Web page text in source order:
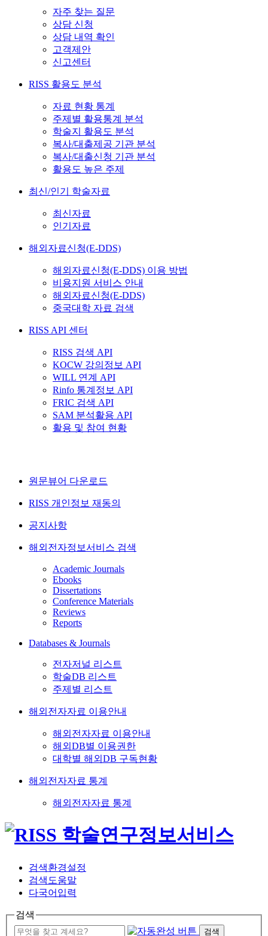
자주 찾는 질문
상담 신청
상담 내역 확인
고객제안
신고센터
RISS 활용도 분석
자료 현황 통계
주제별 활용통계 분석
학술지 활용도 분석
복사/대출제공 기관 분석
복사/대출신청 기관 분석
활용도 높은 주제
최신/인기 학술자료
최신자료
인기자료
해외자료신청(E-DDS)
해외자료신청(E-DDS) 이용 방법
비용지원 서비스 안내
해외자료신청(E-DDS)
중국대학 자료 검색
RISS API 센터
RISS 검색 API
KOCW 강의정보 API
WILL 연계 API
Rinfo 통계정보 API
FRIC 검색 API
SAM 분석활용 API
활용 및 참여 현황
원문뷰어 다운로드
RISS 개인정보 재동의
공지사항
해외전자정보서비스 검색
Academic Journals
Ebooks
Dissertations
Conference Materials
Reviews
Reports
Databases & Journals
전자저널 리스트
학술DB 리스트
주제별 리스트
해외전자자료 이용안내
해외전자자료 이용안내
해외DB별 이용권한
대학별 해외DB 구독현황
해외전자자료 통계
해외전자자료 통계
검색환경설정
검색도움말
다국어입력
검색
검색